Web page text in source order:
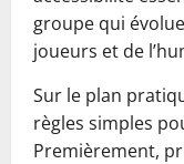
groupe qui
joueurs et de
Sur le plan
règles simples
Premièrement,